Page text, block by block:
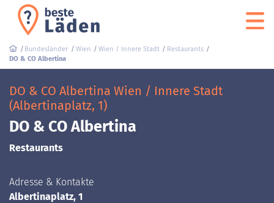
Bundesländer Wien Wien / Innere Stadt
Restaurants
DO & CO Albertina
DO & CO Albertina Wien / Innere Stadt
(Albertinaplatz, 1)
DO & CO Albertina
Restaurants
Adresse & Kontakte
Albertinaplatz, 1